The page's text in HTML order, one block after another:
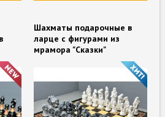
Шахматы подарочные в
ларце с фигурами из
мрамора "Сказки"